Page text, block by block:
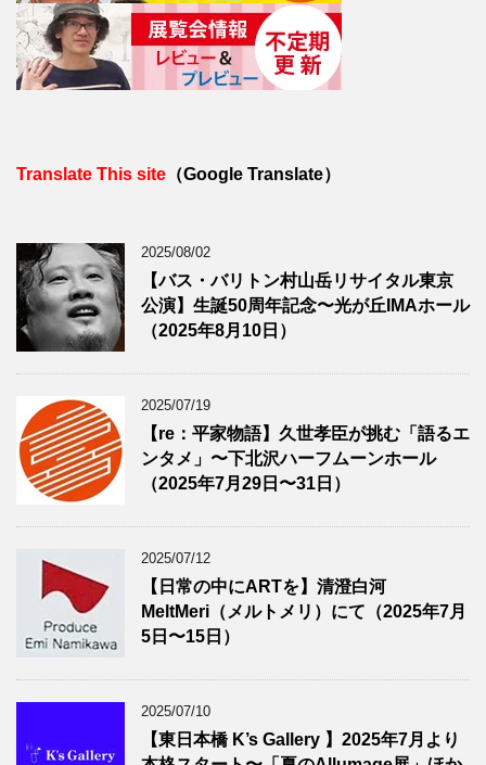
Translate This site （Google Translate）
2025/08/02
【バス・バリトン村山岳リサイタル東京
公演】生誕50周年記念〜光が丘IMAホール
（2025年8月10日）
2025/07/19
【re：平家物語】久世孝臣が挑む「語るエ
ンタメ」〜下北沢ハーフムーンホール
（2025年7月29日〜31日）
2025/07/12
【日常の中にARTを】清澄白河
MeltMeri（メルトメリ）にて（2025年7月
5日〜15日）
2025/07/10
【東日本橋 K’s Gallery 】2025年7月より